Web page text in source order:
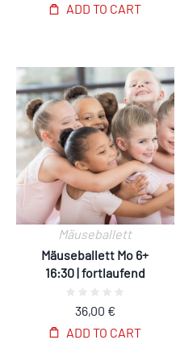
ADD TO CART
Mäuseballett
Mäuseballett Mo 6+
16:30 | fortlaufend
ADD TO CART
36,00 €